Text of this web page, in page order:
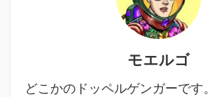
モエルゴ
どこかのドッペルゲンガーです